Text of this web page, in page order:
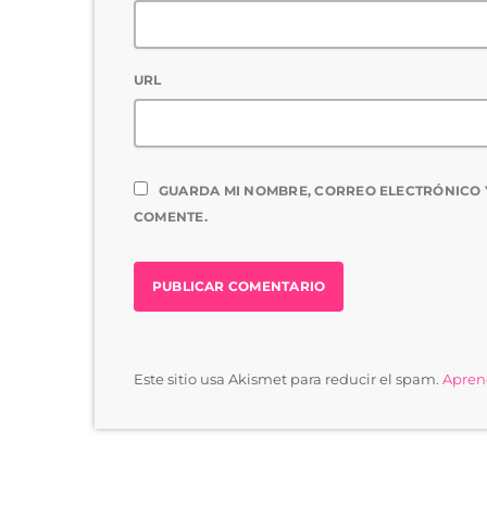
URL
GUARDA MI NOMBRE, CORREO
COMENTE.
Este sitio usa Akismet para reducir el spam.